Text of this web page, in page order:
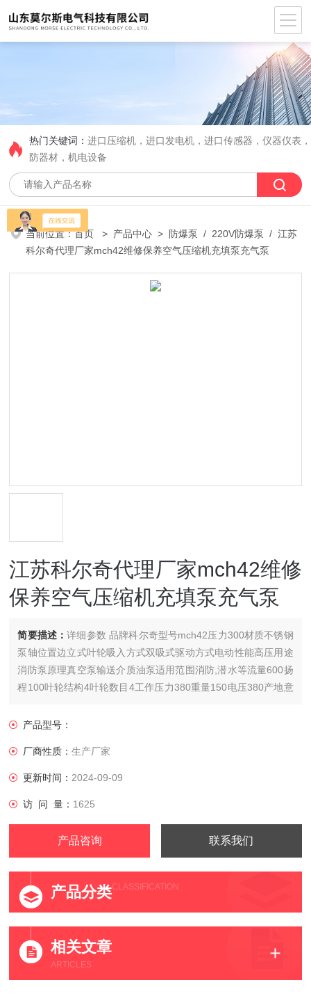
热门关键词：进口压缩机，进口发电机，进口传感器，仪器仪表
防器材，机电设备
当前位置：首页 > 产品中心 > 防爆泵 / 220V防爆泵 / 江苏
科尔奇代理厂家mch42维修保养空气压缩机充填泵充气泵
江苏科尔奇代理厂家mch42维修
保养空气压缩机充填泵充气泵
简要描述：详细参数 品牌科尔奇型号mch42压力300材质不锈钢
泵轴位置边立式叶轮吸入方式双吸式驱动方式电动性能高压用途
消防泵原理真空泵输送介质油泵适用范围消防,潜水等流量600扬
程100叶轮结构4叶轮数目4工作压力380重量150电压380产地意
产品型号：
厂商性质：生产厂家
更新时间： 2024-09-09
访 问 量： 1625
产品咨询 联系我们
产品分类CLASSIFICATION
相关文章
ARTICLES